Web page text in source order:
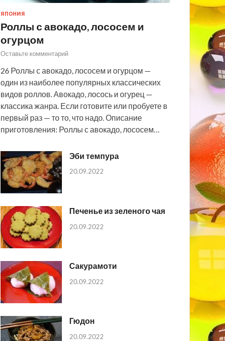
ЯПОНИЯ
Роллы с авокадо, лососем и
огурцом
Оставьте комментарий
26 Роллы с авокадо, лососем и огурцом —
один из наиболее популярных классических
видов роллов. Авокадо, лосось и огурец —
классика жанра. Если готовите или пробуете в
первый раз — то то, что надо. Описание
приготовления: Роллы с авокадо, лососем…
Эби темпура
20.09.2022
Печенье из зеленого чая
20.09.2022
Сакурамоти
20.09.2022
Гюдон
20.09.2022